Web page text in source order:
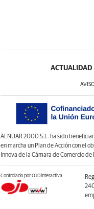
ACTUALIDAD
ALNUAR 2000 S.L. ha sido
en marcha un Plan de Acción con el
Innova de la Cámara de Comercio de
Controlado por OJDinteractiva